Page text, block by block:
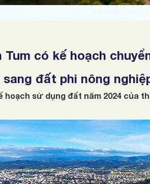
Tum có kế hoạch
đất phi nông
hoạch sử dụng đất năm 2024 của